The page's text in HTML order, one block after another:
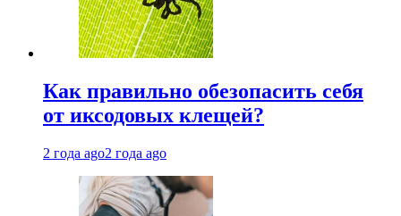
Как правильно обезопасить себя
от иксодовых клещей?
2 года ago2 года ago